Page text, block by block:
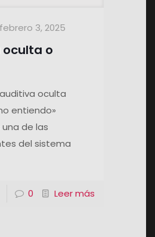
febrero 3, 2025
o
oculta
entiendo»
de las
del sistema
0 Leer más